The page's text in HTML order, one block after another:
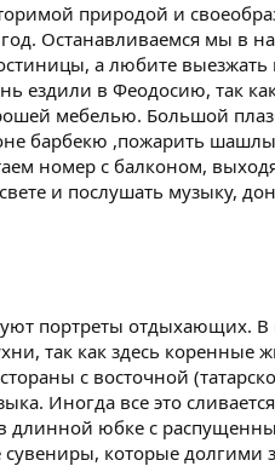
природой и
Останавливаемся мы в
а любите выезжать
ездили в Феодосию, так
мебелью. Большой
барбекю ,пожарить
номер с балконом,
и послушать музыку,
портреты отдыхающих.
так как здесь коренные
с восточной
Иногда все это
длинной юбке с
сувениры, которые долгими